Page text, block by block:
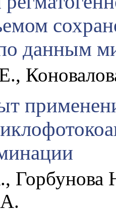
данным